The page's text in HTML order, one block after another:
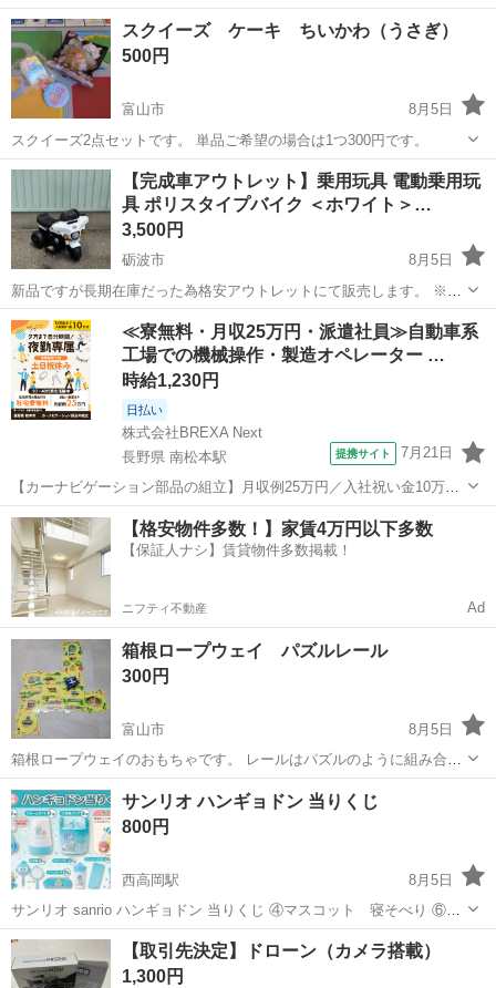
富山 富山市 おもちゃ スクイーズ
スクイーズ ケーキ ちいかわ（うさぎ）
500円
富山市
8月5日
スクイーズ2点セットです。 単品ご希望の場合は1つ300円です。
富山 富山市 おもちゃ スクイーズ
【完成車アウトレット】乗用玩具 電動乗用玩
具 ポリスタイプバイク ＜ホワイト＞…
3,500円
砺波市
8月5日
新品ですが長期在庫だった為格安アウトレットにて販売します。 ※動
作確認済み 不良個所無し 付属品は画像5枚目になります。 ※※※ア
ウトレット品ご了承事項※※※ 動作点検済 輸入品のため、擦りキズや
プラスチッ...
富山 砺波市 その他 アウトレット
≪寮無料・月収25万円・派遣社員≫自動車系
工場での機械操作・製造オペレーター …
時給1,230円
日払い
株式会社BREXA Next
長野県 南松本駅
提携サイト 7月21日
【カーナビゲーション部品の組立】月収例25万円／入社祝い金10万
円！／うれしい土日祝休み★年間休日125日／稼げる夜勤専属！日払い
OK！ 人気の工場のお仕事 ◇カーナビゲーション部品の組立◇ ■ 業務
内容 車載用カーナビゲ...
長野 松本市 南松本駅 その他
【格安物件多数！】家賃4万円以下多数
【保証人ナシ】賃貸物件多数掲載！
ニフティ不動産 Ad
箱根ロープウェイ パズルレール
300円
富山市
8月5日
箱根ロープウェイのおもちゃです。 レールはパズルのように組み合わ
せて繋ぎます。 箱根登山電車もありましたが、購入当初から動きが悪
く既に捨ててしまった気がします。
富山 富山市 おもちゃ
サンリオ ハンギョドン 当りくじ
800円
西高岡駅
8月5日
サンリオ sanrio ハンギョドン 当りくじ ④マスコット 寝そべり ⑥手
鏡 ⑧タンブラー ⑨フェイスタオル ⑪ピンク ×2 ※1つの値段です。 ま
とめて購入の場合値下げします。 ご覧いただきありがとうございま
す。
富山 高岡市 西高岡駅 おもちゃ ハンギョドン
【取引先決定】ドローン（カメラ搭載）
1,300円